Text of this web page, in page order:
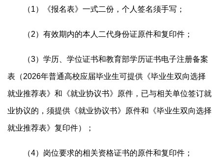
（1）《报名表》一式二份，个人签名须手写；
（2）有效期内的本人二代身份证原件和复印件；
（3）学历、学位证书和教育部学历证书电子注册备案
表（2026年普通高校应届毕业生可提供《毕业生双向选择
就业推荐表》和《就业协议书》原件，已与相关单位签订就
业协议的，须提供《就业协议书》原件和《毕业生双向选择
就业推荐表》复印件）；
（4）岗位要求的相关资格证书的原件和复印件；